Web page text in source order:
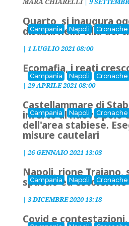
Campania Napoli Cronache
Quarto, si inaugura
disabili nella villa del
| 1 LUGLIO 2021 08:00
Campania Napoli Cronache
Ecomafia, i reati
| 29 APRILE 2021 08:00
Campania Napoli Cronache
Castellammare di
inferto al nuovo polo
dell'area stabiese.
misure cautelari
| 26 GENNAIO 2021 13:03
Campania Napoli Cronache
Napoli, rione Traiano,
spaccio ed estorsione
| 3 DICEMBRE 2020 13:18
Covid e contestazioni,